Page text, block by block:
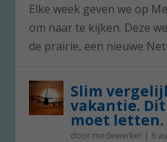
Elke week geven we op
om naar te kijken. Deze
de prairie, een nieuwe
Slim
vakantie.
moet letten.
door medewerker | 6